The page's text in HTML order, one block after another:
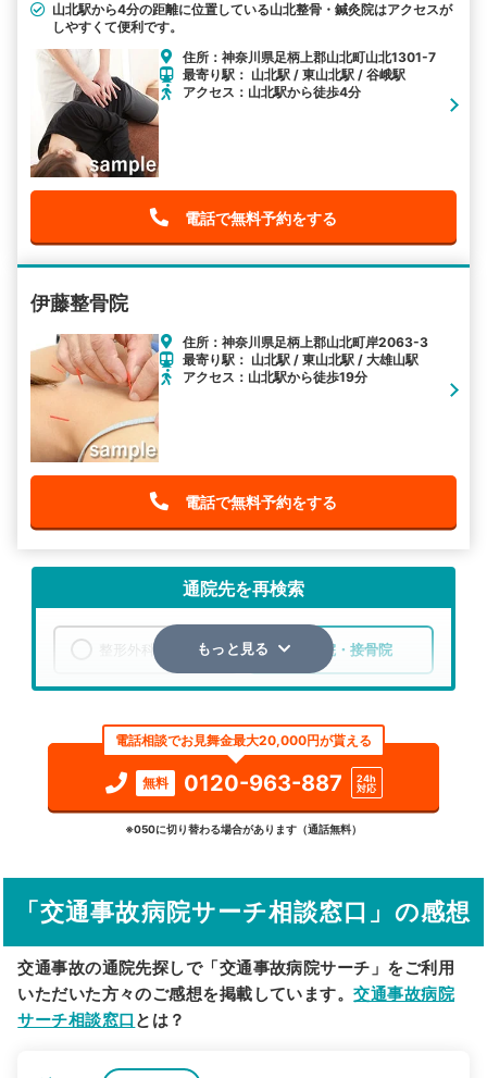
駅から探す 院名から探す
山北駅から4分の距離に位置している山北整骨・鍼灸院はアクセスが
しやすくて便利です。
住所：神奈川県足柄上郡山北町山北1301-7
最寄り駅： 山北駅 / 東山北駅 / 谷峨駅
アクセス：山北駅から徒歩4分
電話で無料予約をする
伊藤整骨院
住所：神奈川県足柄上郡山北町岸2063-3
最寄り駅： 山北駅 / 東山北駅 / 大雄山駅
アクセス：山北駅から徒歩19分
電話で無料予約をする
通院先を再検索
整形外科 整骨院・接骨院
検索する
詳細条件で絞り込む
駅から探す 院名から探す
もっと見る
電話相談でお見舞金最大20,000円が貰える
無料 0120-963-887
24h
対応
※050に切り替わる場合があります（通話無料）
「交通事故病院サーチ相談窓口」の感想
交通事故の通院先探しで「交通事故病院サーチ」をご利用
いただいた方々のご感想を掲載しています。交通事故病院
サーチ相談窓口 とは？